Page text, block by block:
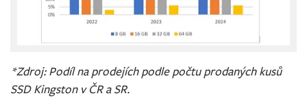
*Zdroj: Podíl na prodejích podle počtu prodaných kusů
SSD Kingston v ČR a SR.